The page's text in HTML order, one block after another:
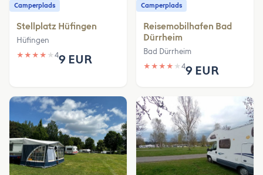
Camperplads
Stellplatz Hüfingen
Hüfingen
★ ★ ★ ★ ★ 49 EUR
Camperplads
Reisemobilhafen Bad
Dürrheim
Bad Dürrheim
★ ★ ★ ★ ★ 49 EUR